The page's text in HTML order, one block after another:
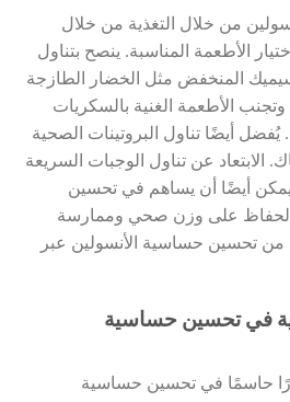
من خلال التغذية من خلال
الأطعمة المناسبة. ينصح بتناول
المنخفض مثل الخضار الطازجة
وتجنب الأطعمة الغنية بالسكريات
يُفضل أيضًا تناول البروتينات الصحية
الابتعاد عن تناول الوجبات السريعة
أيضًا أن يساهم في تحسين
الحفاظ على وزن صحي وممارسة
من تحسين حساسية الأنسولين عبر
في تحسين حساسية
حاسمًا في تحسين حساسية